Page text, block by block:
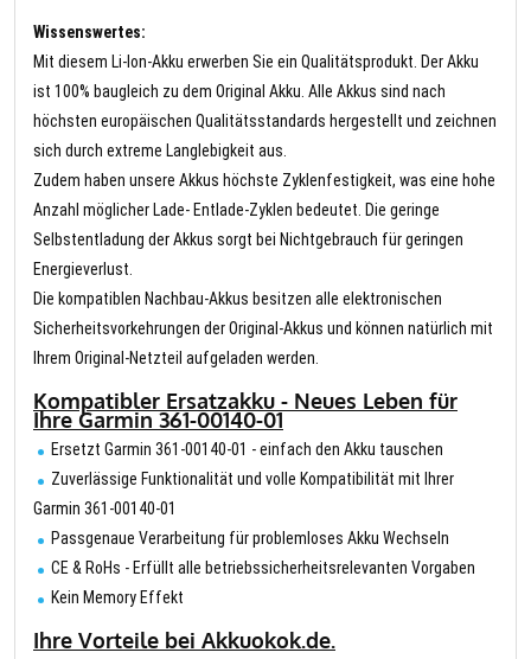
Wissenswertes:
Mit diesem Li-Ion-Akku erwerben Sie ein Qualitätsprodukt. Der Akku
ist 100% baugleich zu dem Original Akku. Alle Akkus sind nach
höchsten europäischen Qualitätsstandards hergestellt und zeichnen
sich durch extreme Langlebigkeit aus.
Zudem haben unsere Akkus höchste Zyklenfestigkeit, was eine hohe
Anzahl möglicher Lade- Entlade-Zyklen bedeutet. Die geringe
Selbstentladung der Akkus sorgt bei Nichtgebrauch für geringen
Energieverlust.
Die kompatiblen Nachbau-Akkus besitzen alle elektronischen
Sicherheitsvorkehrungen der Original-Akkus und können natürlich mit
Ihrem Original-Netzteil aufgeladen werden.
Kompatibler Ersatzakku - Neues Leben für
Ihre Garmin 361-00140-01
Ersetzt Garmin 361-00140-01 - einfach den Akku tauschen
Zuverlässige Funktionalität und volle Kompatibilität mit Ihrer
Garmin 361-00140-01
Passgenaue Verarbeitung für problemloses Akku Wechseln
CE & RoHs - Erfüllt alle betriebssicherheitsrelevanten Vorgaben
Kein Memory Effekt
Ihre Vorteile bei Akkuokok.de.